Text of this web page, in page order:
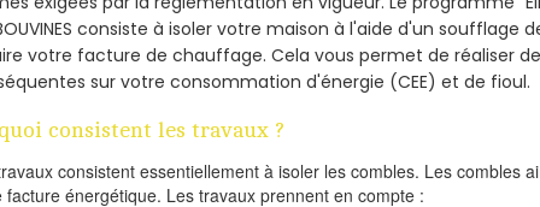
consiste à isoler votre maison à l'aide d'un soufflage
votre facture de chauffage. Cela vous permet de réaliser
sur votre consommation d'énergie (CEE) et de fioul.
consistent les travaux ?
consistent essentiellement à isoler les combles. Les combles
facture énergétique. Les travaux prennent en compte :